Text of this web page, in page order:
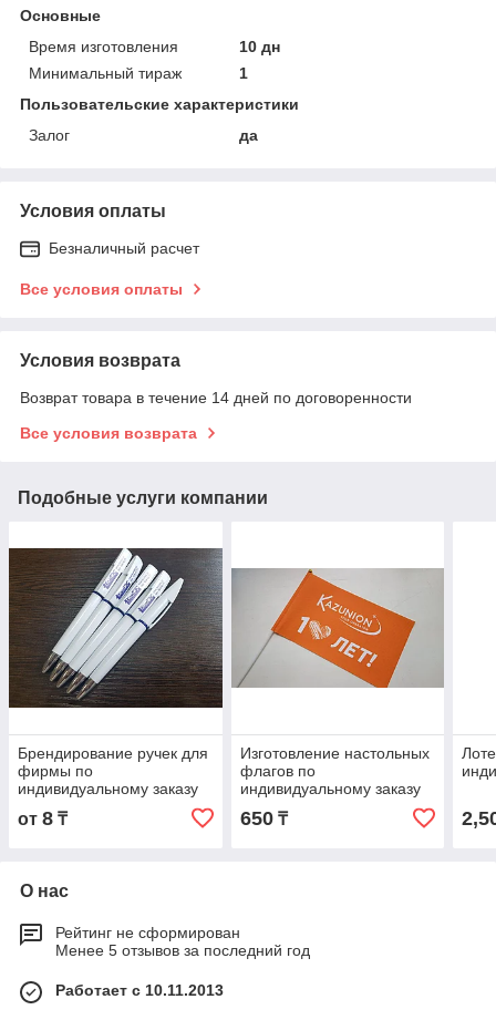
Основные
Время изготовления
10 дн
Минимальный тираж
1
Пользовательские характеристики
Залог
да
Условия оплаты
Безналичный расчет
Все условия оплаты
Условия возврата
Возврат товара в течение 14 дней по договоренности
Все условия возврата
Подобные услуги компании
Брендирование ручек для
фирмы по
индивидуальному заказу
от 8 ₸
Изготовление настольных
флагов по
индивидуальному заказу
650₸
О нас
Рейтинг не сформирован
Менее 5 отзывов за последний год
Работает с 10.11.2013